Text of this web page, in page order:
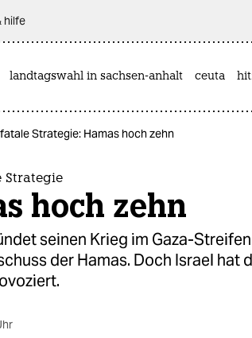
hilfe
landtagswahl in sachsen-anhalt ceuta
Strategie: Hamas hoch zehn
Strategie
hoch zehn
seinen Krieg im Gaza-
der Hamas. Doch Israel hat